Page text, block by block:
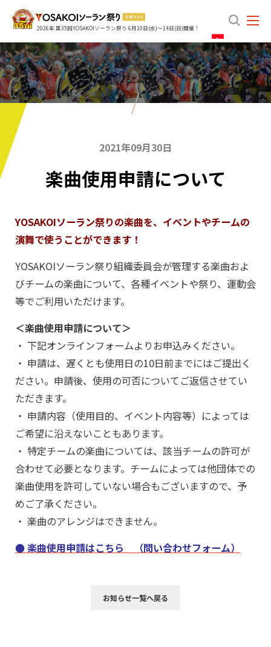
2026年 第35回YOSAKOIソーラン祭り 6月10日(水)～14日(日)開催！
search
2021年09月30日
楽曲使用申請について
YOSAKOIソーラン祭りの楽曲を、イベントやチームの
演舞で使うことができます！
YOSAKOIソーラン祭り組織委員会が管理する楽曲およ
びチームの楽曲について、各種イベントや祭り、運動会
等でご利用いただけます。
＜楽曲使用申請について＞
・ 下記オンラインフォームよりお申込みください。
・ 申請は、遅くとも使用日の10日前までにはご提出く
ださい。申請後、使用の可否についてご返信させてい
ただきます。
・ 申請内容（使用目的、イベント内容等）によっては
ご希望に沿えないこともあります。
・ 特定チームの楽曲については、該当チームの許可が
合わせて必要となります。チームによっては他団体での
楽曲使用を許可していない場合もございますので、予
めご了承ください。
・ 楽曲のアレンジはできません。
● 楽曲使用申請はこちら （問い合わせフォーム）
お知らせ一覧へ戻る